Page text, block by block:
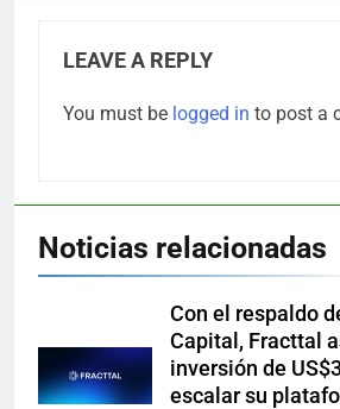
LEAVE A REPLY
You must be logged in to post a
Noticias relacionadas
Con el respaldo
Capital, Fracttal
inversión de
escalar su